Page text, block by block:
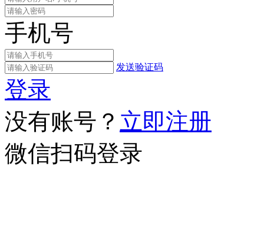
手机号
发送验证码
登录
没有账号？ 立即注册
微信扫码登录